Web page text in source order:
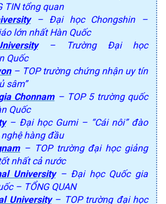
TIN tổng quan
– Đại học Chongshin –
lớn nhất Hàn Quốc
– Trường Đại học
Quốc
– TOP trường chứng nhận uy tín
sâm”
Chonnam– TOP 5 trường quốc
Quốc
– Đại học Gumi – “Cái nôi” đào
hàng đầu
– TOP trường đại học giảng
nhất cả nước
University– Đại học Quốc gia
– TỔNG QUAN
University– TOP trường đại học